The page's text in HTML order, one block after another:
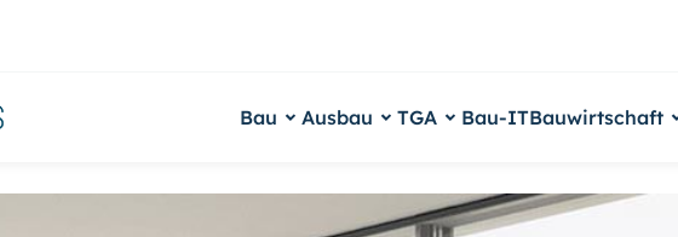
Bau Ausbau TGA Bau-ITBauwirtschaft